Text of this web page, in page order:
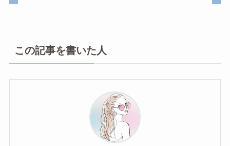
この記事を書いた人